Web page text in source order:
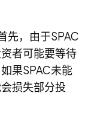
先，由于SPAC
者可能要等待
果SPAC未能
损失部分投